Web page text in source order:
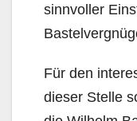
sinnvoller
Für den
dieser Stelle